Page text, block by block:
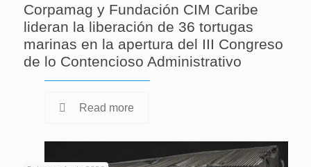
Corpamag y Fundación CIM Caribe
lideran la liberación de 36 tortugas
marinas en la apertura del III Congreso
de lo Contencioso Administrativo
Read more